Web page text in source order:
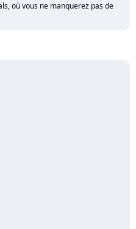
où vous ne manquerez pas de